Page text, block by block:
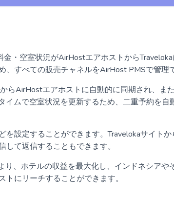
・空室状況がAirHostエアホストからTraveloka
、すべての販売チャネルをAirHost PMSで管理
らAirHostエアホストに自動的に同期され、ま
イムで空室状況を更新するため、二重予約を自
を設定することができます。Travelokaサイトか
て返信することもできます。
り、ホテルの収益を最大化し、インドネシアや
にリーチすることができます。